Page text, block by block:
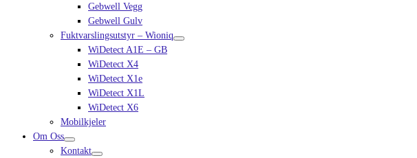
Gebwell Vegg
Gebwell Gulv
Fuktvarslingsutstyr – Wioniq
WiDetect A1E – GB
WiDetect X4
WiDetect X1e
WiDetect X1L
WiDetect X6
Mobilkjeler
Om Oss
Kontakt